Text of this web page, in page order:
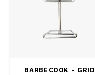
BARBECOOK – GRID